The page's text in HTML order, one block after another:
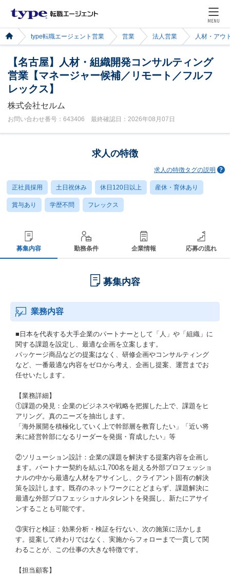
MENU
type転職エージェント営業 営業 法人営業 人材・アウ
【名古屋】人材・組織開発コンサルティング
営業【マネージャー候補／リモート／フルフ
レックス】
株式会社セルム
お問い合わせ番号：643406 最終確認日：2026年08月07日
求人の特徴
求人の特徴タグの説明
正社員採用 土日祝休み 休日120日以上 産休・育休あり
賞与あり 学歴不問 フレックス
募集内容 勤務条件 企業情報 応募の流れ
募集内容
業務内容
■日本を代表する大手企業のパートナーとして「人」や「組織」に
関する課題を設定し、最適な企画を立案します。
パッケージ商品などの提案はなく、研修企画やコンサルティング
など、一番最適な内容をゼロから考え、企画し提案、運営までお
任せいたします。
【業務詳細】
①課題の発見：企業のビジネスや戦略を把握した上で、課題をヒ
アリング。真のニーズを抽出します。
「海外展開を積極化していく上で幹部層を教育したい」「近い将
来に経営幹部になるリーダーを発掘・育成したい」等
②ソリューション設計：企業の課題を解決する提案内容を企画し
ます。パートナー契約を結ぶ1,700名を超える外部プロフェッショ
ナルの中から最適な人材をアサインし、クライアント固有の解決
策を設計します。既存のネットワークにとどまらず、課題解決に
最適な外部プロフェッショナルタレントを発掘し、新たにアサイ
ンすることも可能です。
③実行と検証：効果分析・検証を行ない、次の施策に活かしま
す。提案して終わりではなく、実施からフォローまで一貫して関
わることが、この仕事の大きな特徴です。
【担当顧客】